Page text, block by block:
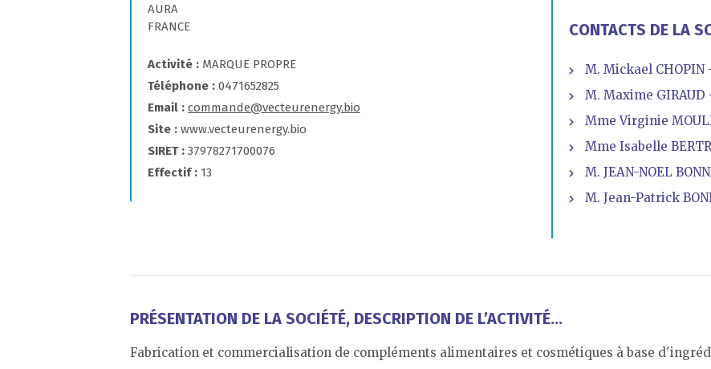
AURA
FRANCE
Activité
MARQUE PROPRE
Téléphone
0471652825
Email
commande@vecteurenergy.bio
Site
www.vecteurenergy.bio
SIRET
37978271700076
Effectif
13
CONTACTS DE LA
M. Mickael CHOPIN
M. Maxime
Mme Virginie
Mme Isabelle
M. JEAN-NOEL
M. Jean-Patrick
PRÉSENTATION DE LA SOCIÉTÉ, DESCRIPTION DE L’ACTIVITÉ...
Fabrication et commercialisation de compléments alimentaires et cosmétiques à base